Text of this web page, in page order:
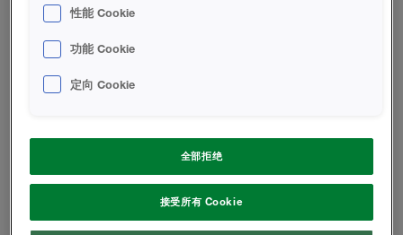
般或特殊的许可，否则HBS不会将您的个人信息出售、出
销。如果对本《隐私权政策》内容的任何变更可能对您的
个人信息权利产生重大影响，则此变更在本网站发布变更
通知30天后才会生效。在此期间，您可以通知我们您不接
将意味着您接受此类变更。
HBS可能会披露与开展审计、满足法律和/或监管要求、执
行HBS政策或回应投诉或安全问题相关的个人信息。HBS
也可能与下列机构或个人分享您的个人信息：(1)HBS的家
性能 Cookie
功能 Cookie
定向 Cookie
全部拒绝
接受所有 Cookie